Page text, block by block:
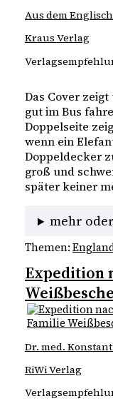
Aus dem
Kraus Verlag
Das Cover
gut im Bus
Doppelseite
wenn ein
Doppeldecker
groß und
später keiner
mehr
Themen:
Expedition
Dr. med.
RiWi Verlag